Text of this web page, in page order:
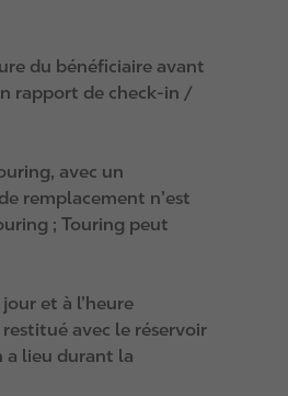
du bénéficiaire avant
rapport de check‑in /
avec un
remplacement n’est
; Touring peut
et à l’heure
avec le réservoir
a lieu durant la